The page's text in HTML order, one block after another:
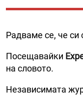
Радваме се, че си
Посещавайки
на словото.
Независимата